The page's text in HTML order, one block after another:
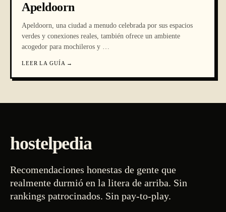
Apeldoorn
Apeldoorn, una ciudad a menudo celebrada por sus espacios
verdes y conexiones reales, también ofrece un ambiente
acogedor para mochileros y …
LEER LA GUÍA →
hostelpedia
Recomendaciones honestas de gente que
realmente durmió en la litera de arriba. Sin
rankings patrocinados. Sin pay-to-play.